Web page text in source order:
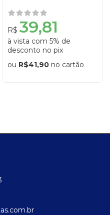
R$ 39,81
à vista com 5% de
desconto no pix
ou R$41,90no cartão